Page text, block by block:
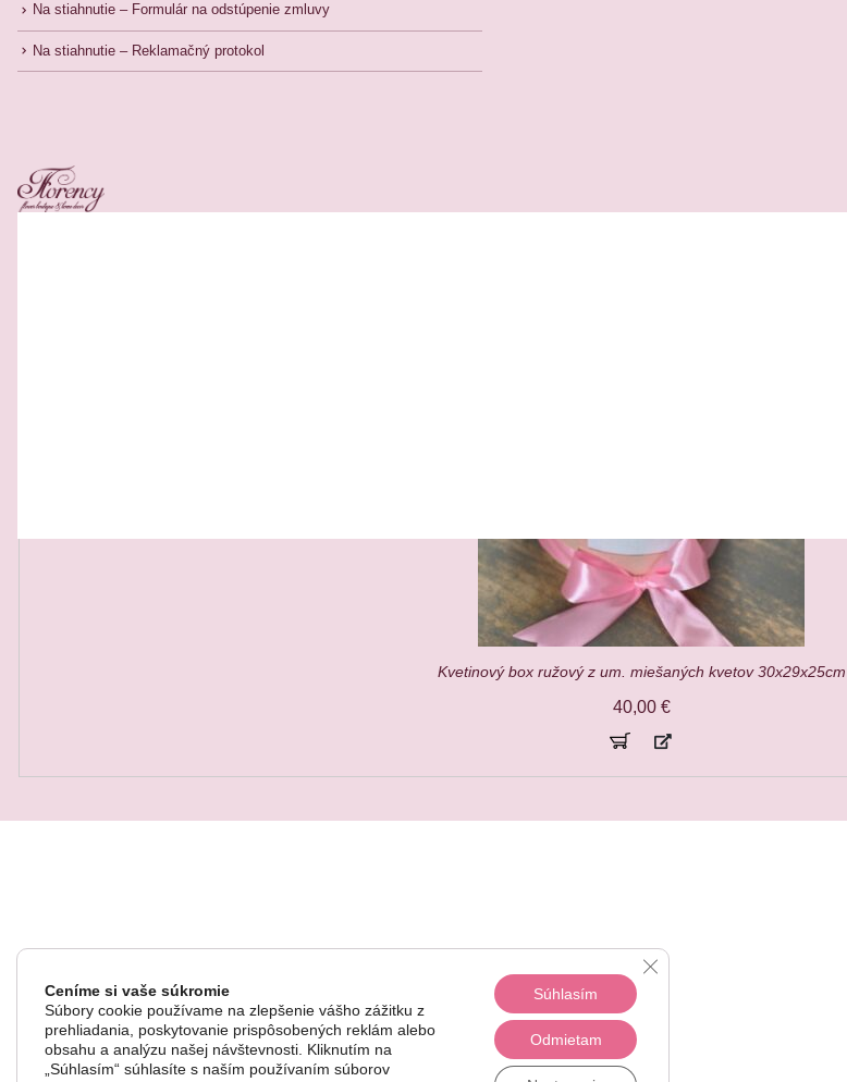
Na stiahnutie – Formulár na odstúpenie zmluvy
Na stiahnutie – Reklamačný protokol
Kvetinový box ružový z um. miešaných kvetov 30x29x25cm
40,00 €
Ceníme si vaše súkromie
Súbory cookie používame na zlepšenie vášho zážitku z
prehliadania, poskytovanie prispôsobených reklám alebo
obsahu a analýzu našej návštevnosti. Kliknutím na
„Súhlasím“ súhlasíte s naším používaním súborov
Súhlasím
Odmietam
Close GDPR Cookie Banner